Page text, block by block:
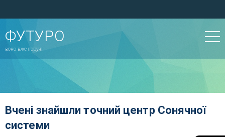
ФУТУРО
воно вже поруч!
Вчені знайшли точний центр Сонячної
системи